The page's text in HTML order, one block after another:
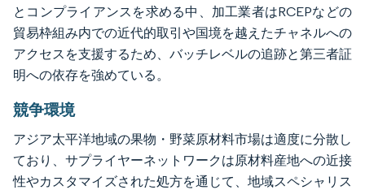
とコンプライアンスを求める中、加工業者はRCEPなどの
貿易枠組み内での近代的取引や国境を越えたチャネルへの
アクセスを支援するため、バッチレベルの追跡と第三者証
明への依存を強めている。
競争環境
アジア太平洋地域の果物・野菜原材料市場は適度に分散し
ており、サプライヤーネットワークは原材料産地への近接
性やカスタマイズされた処方を通じて、地域スペシャリス